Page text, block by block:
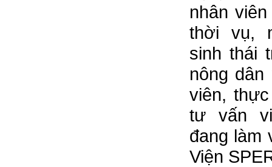
nhân
thời vụ,
sinh thái
nông dân
viên,
tư vấn
đang làm
Viện